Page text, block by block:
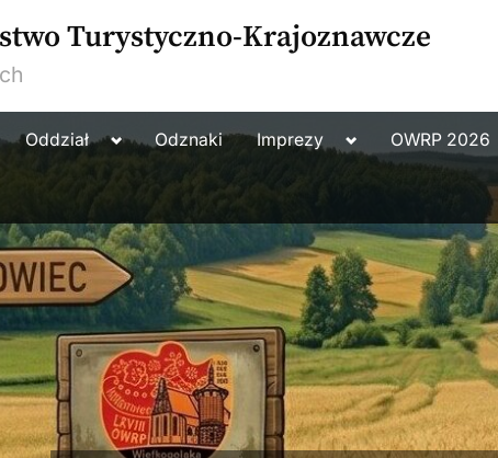
Turystyczno-Krajoznawcze
Oddział
ToggleOdznaki Imprezy
Toggle
sub-
OWRP 2026